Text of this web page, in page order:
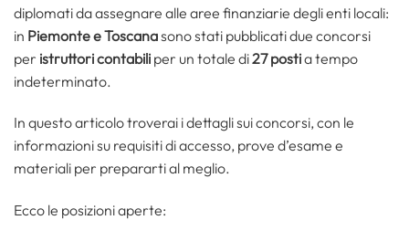
diplomati da assegnare alle aree finanziarie degli enti locali:
in Piemonte e Toscanasono stati pubblicati due concorsi
per istruttori contabili per un totale di27 postia tempo
indeterminato.
In questo articolo troverai i dettagli sui concorsi, con le
informazioni su requisiti di accesso, prove d’esame e
materiali per prepararti al meglio.
Ecco le posizioni aperte: